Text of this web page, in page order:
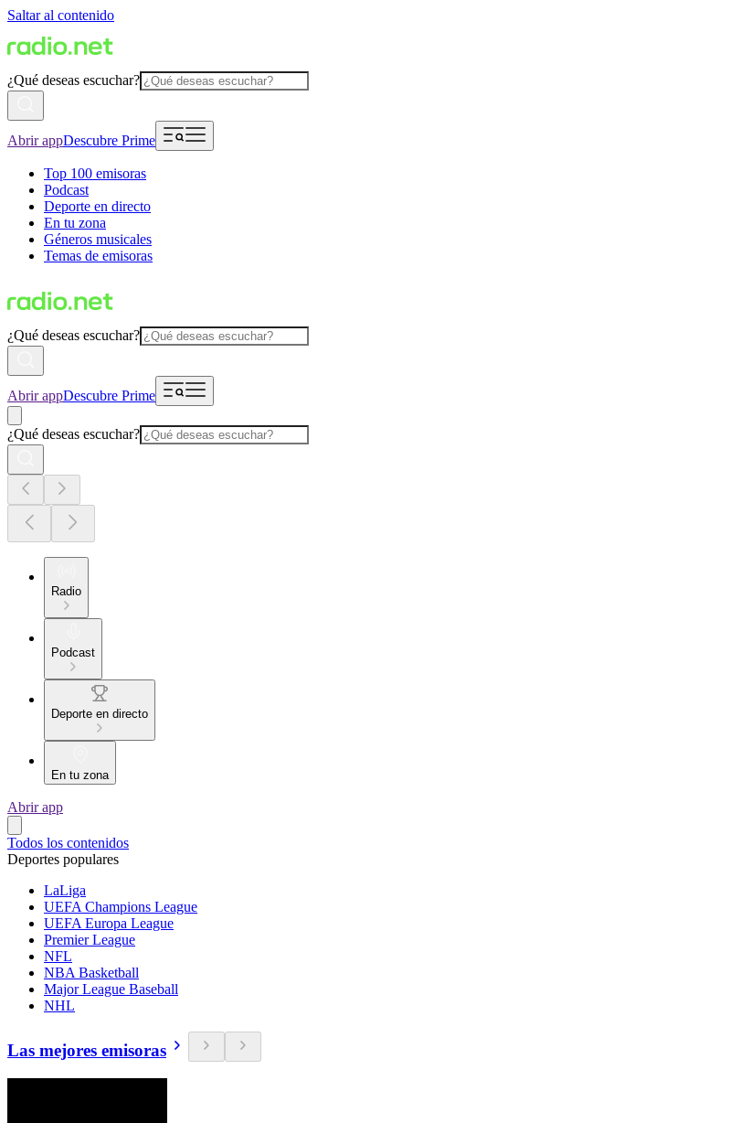
Saltar al contenido
¿Qué deseas escuchar?
Abrir appDescubre Prime
Top 100 emisoras
Podcast
Deporte en directo
En tu zona
Géneros musicales
Temas de emisoras
¿Qué deseas escuchar?
Abrir appDescubre Prime
¿Qué deseas escuchar?
Radio
Podcast
Deporte en directo
En tu zona
Abrir app
Todos los contenidos
Deportes populares
LaLiga
UEFA Champions League
UEFA Europa League
Premier League
NFL
NBA Basketball
Major League Baseball
NHL
Las mejores emisoras